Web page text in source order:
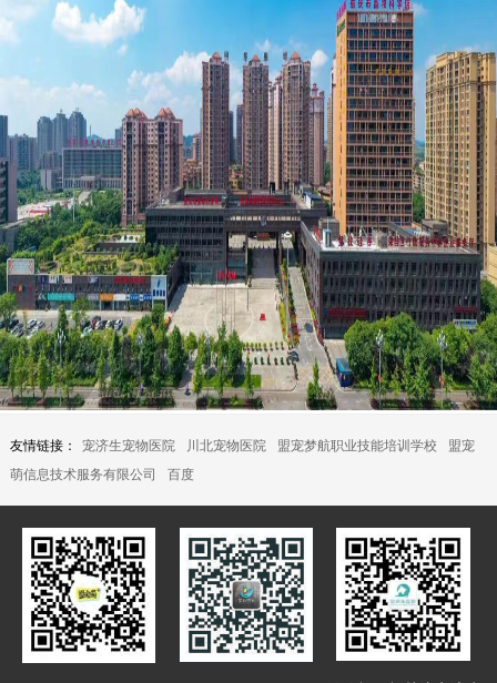
友情链接： 宠济生宠物医院 川北宠物医院 盟宠梦航职业技能培训学校
盟宠
萌信息技术服务有限公司
百度